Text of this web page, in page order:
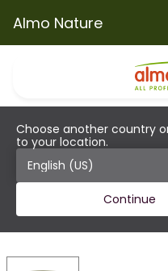
Almo Nature
Choose another country
to your location.
Continue